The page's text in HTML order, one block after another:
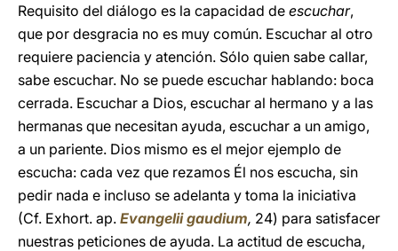
Requisito del diálogo es la capacidad de escuchar,
que por desgracia no es muy común. Escuchar al otro
requiere paciencia y atención. Sólo quien sabe callar,
sabe escuchar. No se puede escuchar hablando: boca
cerrada. Escuchar a Dios, escuchar al hermano y a las
hermanas que necesitan ayuda, escuchar a un amigo,
a un pariente. Dios mismo es el mejor ejemplo de
escucha: cada vez que rezamos Él nos escucha, sin
pedir nada e incluso se adelanta y toma la iniciativa
(Cf. Exhort. ap. Evangelii gaudium, 24) para satisfacer
nuestras peticiones de ayuda. La actitud de escucha,